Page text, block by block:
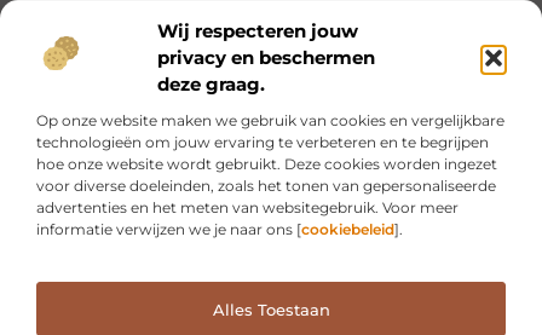
Wij respecteren jouw
privacy en beschermen
deze graag.
Op onze website maken we gebruik van cookies en vergelijkbare
technologieën om jouw ervaring te verbeteren en te begrijpen
hoe onze website wordt gebruikt. Deze cookies worden ingezet
voor diverse doeleinden, zoals het tonen van gepersonaliseerde
advertenties en het meten van websitegebruik. Voor meer
informatie verwijzen we je naar ons [cookiebeleid].
Alles Toestaan
het dagelijks leven boeiend maakt.
Bericht categorie
Onze informatie